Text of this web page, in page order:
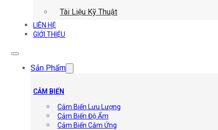
Tài Liệu Kỹ Thuật
LIÊN HỆ
GIỚI THIỆU
Sản Phẩm
CẢM BIẾN
Cảm Biến Lưu Lượng
Cảm Biến Độ Ẩm
Cảm Biến Cảm Ứng